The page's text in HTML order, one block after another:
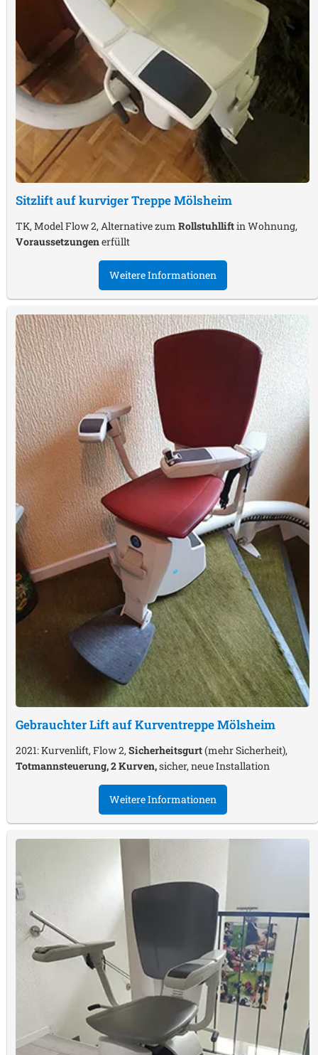
Sitzlift auf kurviger TreppeMölsheim
TK, Model Flow 2, Alternative zum Rollstuhlliftin Wohnung,
Voraussetzungenerfüllt
Weitere Informationen
Gebrauchter Lift auf KurventreppeMölsheim
2021: Kurvenlift, Flow 2, Sicherheitsgurt(mehr Sicherheit),
Totmannsteuerung, 2 Kurven,sicher, neue Installation
Weitere Informationen